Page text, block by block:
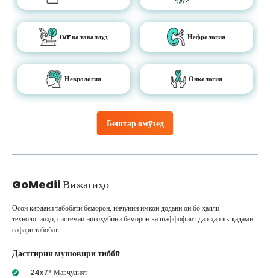
Бештар омӯзед
IVF ва таваллуд Нефрология
Неврология Онкология
GoMediiВижагиҳо
Осон кардани табобати беморон, инчунин имкон додани он бо ҳалли
технологияҳо, системаи нигоҳубини беморон ва шаффофият дар ҳар як қадами
сафари табобат.
Дастгирии мушовири тиббӣ
24x7* Мавҷудият